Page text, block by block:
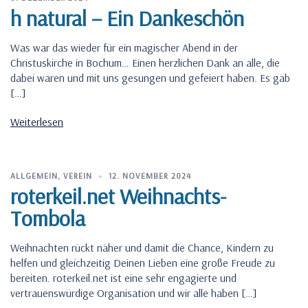
h natural – Ein Dankeschön
Was war das wieder für ein magischer Abend in der
Christuskirche in Bochum… Einen herzlichen Dank an alle, die
dabei waren und mit uns gesungen und gefeiert haben. Es gab
[…]
Weiterlesen
ALLGEMEIN, VEREIN 12. NOVEMBER 2024
roterkeil.net Weihnachts-
Tombola
Weihnachten rückt näher und damit die Chance, Kindern zu
helfen und gleichzeitig Deinen Lieben eine große Freude zu
bereiten. roterkeil.net ist eine sehr engagierte und
vertrauenswürdige Organisation und wir alle haben […]